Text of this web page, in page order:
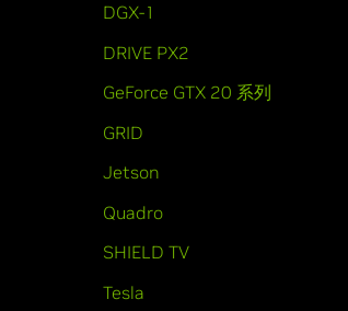
DGX-1
DRIVE PX2
GeForce GTX 20 系列
GRID
Jetson
Quadro
SHIELD TV
Tesla